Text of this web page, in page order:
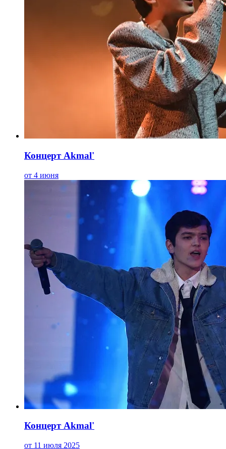
Концерт Akmal'
от 4 июня
Концерт Akmal'
от 11 июля 2025